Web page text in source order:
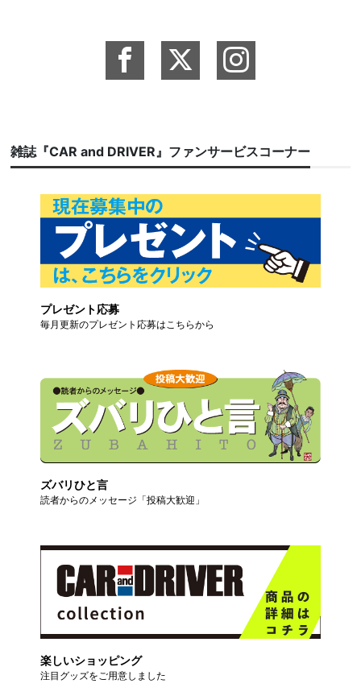
雑誌『CAR and DRIVER』ファンサービスコーナー
プレゼント応募
毎月更新のプレゼント応募はこちらから
ズバリひと言
読者からのメッセージ「投稿大歓迎」
楽しいショッピング
注目グッズをご用意しました